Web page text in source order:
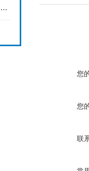
旋转蒸发器：实验室中的高效浓缩与分离利器
您
您
联